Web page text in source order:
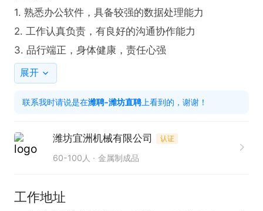
1. 熟悉办公软件，具备较强的数据处理能力
2. 工作认真负责，有良好的沟通协作能力
3. 品行端正，身体健康，责任心强
展开
联系我时请说是在潍聘-潍坊直聘 上看到的，谢谢！
潍坊宜洲机械有限公司 认证
60-100人 金属制成品
工作地址